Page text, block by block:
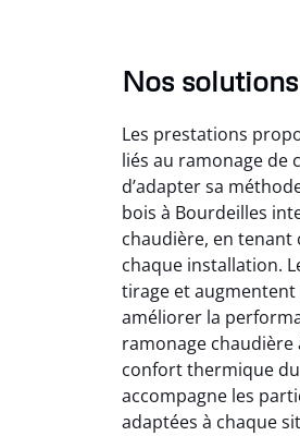
Nos solutions
Les prestations
liés au ramonage de
d’adapter sa
bois à Bourdeilles
chaudière, en tenant
chaque installation.
tirage et augmentent
améliorer la
ramonage
confort thermique du
accompagne les
adaptées à chaque